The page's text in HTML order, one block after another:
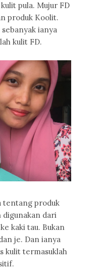
pula. Mujur FD
produk Koolit.
ianya
kulit FD.
tentang produk
digunakan dari
kaki tau. Bukan
je. Dan ianya
kulit termasuklah